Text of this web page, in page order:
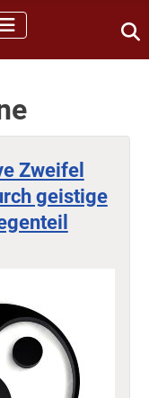
Zweifel
geistige